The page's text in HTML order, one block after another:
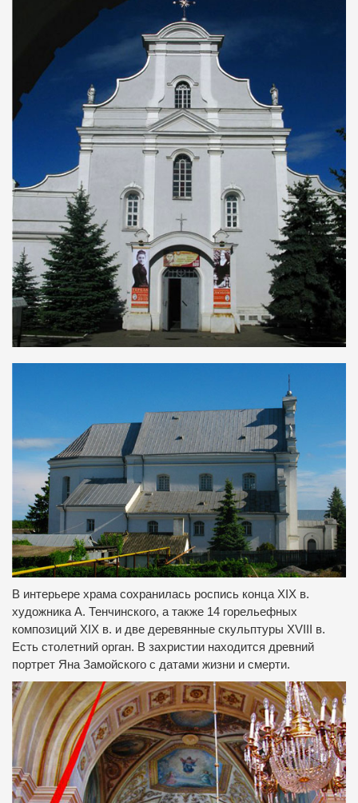
В интерьере храма сохранилась роспись конца XIX в.
художника А. Тенчинского, а также 14 горельефных
композиций XIX в. и две деревянные скульптуры XVIII в.
Есть столетний орган. В захристии находится древний
портрет Яна Замойского с датами жизни и смерти.